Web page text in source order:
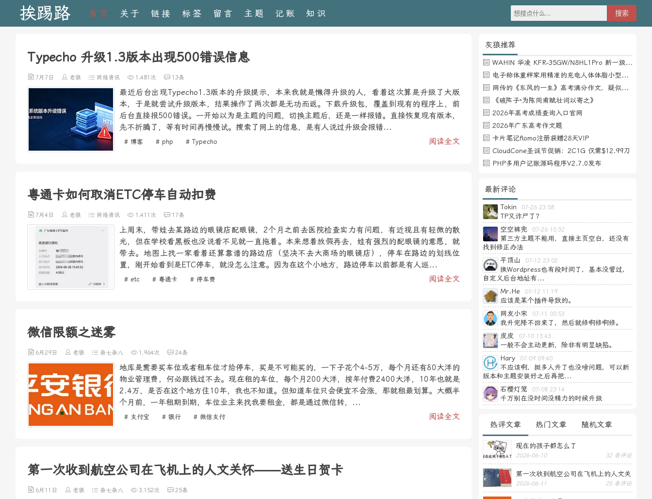
挨踢路 首页 关于 链接 标签 留言 主题 记账 知识
Typecho 升级1.3版本出现500错误信息
7月7日 老狼 网络资讯 1,481次 13条
最近后台出现Typecho1.3版本的升级提示，本来我就是懒得升级的人，看着这次算是升级了大版
本，于是就尝试升级版本，结果操作了两次都是无功而返。下载升级包，覆盖到现有的程序上，前
后台直接报500错误。一开始以为是主题的问题，切换主题后，还是一样报错。直接恢复现有版本，
先不折腾了，等有时间再慢慢试。搜索了网上的信息，是有人说过升级会报错...
阅读全文
# 博客 # php # Typecho
粤通卡如何取消ETC停车自动扣费
7月4日 老狼 网络资讯 1,411次 17条
上周末，带娃去某路边的眼镜店配眼镜，2个月之前去医院检查实力有问题，有近视且有轻微的散
光，但在学校看黑板也没说看不见就一直拖着。本来想着放假再去，娃有强烈的配眼镜的意愿，就
带去。地图上找一家看着还算靠谱的路边店（坚决不去大商场的眼镜店），停车在路边的划线位
置，刚开始看到是ETC停车，就没怎么注意。因为在这个小地方，路边停车以前都是有人巡...
阅读全文
# etc # 粤通卡 # 停车费
微信限额之迷雾
6月29日 老狼 杂七杂八 1,964次 24条
地库是需要买车位或者租车位才给停车，买是不可能买的，一下子花个4-5万，每个月还有80大洋的
物业管理费，何必跟钱过不去。现在租的车位，每个月200大洋，按年付费2400大洋，10年也就是
2.4万，是否在这个地方住10年，我也不知道。但知道车位只会便宜不会涨，那就租最划算。大概半
个月前，一年租期到期，车位业主来找我要租金，都是通过微信转，...
阅读全文
# 支付宝 # 银行 # 微信支付
第一次收到航空公司在飞机上的人文关怀——送生日贺卡
6月11日 老狼 杂七杂八 3,152次 25条
灰狼推荐
WAHIN 华凌 KFR-35GW/N8HL1Pro 新一级能效 壁挂式空调 1.5匹
电子称体重秤家用精准的充电人体体脂小型称重支持HUAWEI HiLink
网传的《东风的一生》高考满分作文，疑似自媒体或其他渠道炒作
《破阵子·为陈同甫赋壮词以寄之》
2026年高考成绩查询入口官网
2026年广东高考作文题
卡片笔记flomo注册获赠28天VIP
CloudCone圣诞节促销：2C1G 仅需$12.99刀
PHP多用户记账源码程序V2.7.0发布
最新评论
Tokin 07-26 23:58
TP又诈尸了？
空空裤兜
07-26 10:32
第三方主题不能用，直接主页空白，还没有
找到修正办法
平顶山
07-12 23:02
换Wordpress也有段时间了，基本没管过，
自定义后台地址有...
Mr.He
07-12 11:19
应该是某个插件导致的。
网友小宋
07-11 00:53
我升完降不回来了，然后就修啊修啊修。
皮皮
07-10 13:43
一般不会主动更新，除非有明显缺陷。
Hary
07-09 09:40
不应该啊，挺多人升了也没啥问题，可以新
版本和主题安装好之后再把...
石樱灯笼
07-08 23:14
千万别在没时间没精力的时候升级
热评文章 热门文章 随机文章
现在的孩子都怎么了
2026-06-10 32 条评论
第一次收到航空公司在飞机上的人文关
怀——送生日贺卡
2026-06-11 25 条评论